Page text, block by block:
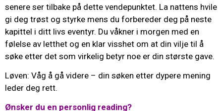
senere ser tilbake på dette vendepunktet. La nattens hvile
gi deg trøst og styrke mens du forbereder deg på neste
kapittel i ditt livs eventyr. Du våkner i morgen med en
følelse av letthet og en klar visshet om at din vilje til å
søke etter det som virkelig betyr noe er din største gave.
Løven: Våg å gå videre – din søken etter dypere mening
leder deg rett.
Ønsker du en personlig reading?